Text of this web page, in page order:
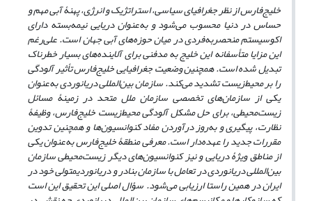
خلیج‌فارس از نظر جغرافیای سیاسی، استراتژیک و انرژی، پهنۀ آبی مهم و
حساس در دنیا محسوب می‌شود و به‌عنوان دریایی نیمه‌بسته دارای
اکوسیستم منحصربه‌فردی در میان حوزه‌های آبی جهان است. علی‌رغم
این مزایا متأسفانه این خلیج به مدفنی برای آلاینده‌های بسیار خطرناک
تبدیل‌ شده است. همچنین وضعیت جغرافیایی خلیج‌فارس تأثیر آلودگی
را بر محیط‌زیست تشدید می‌کند. سازمان بین‌المللی دریانوردی به‌عنوان
یکی از سازمان‌های تخصصی سازمان ملل متحد در زمینۀ مسائل
زیست‌محیطی، برای حل مشکل آلودگی محیط‌زیست خلیج‌فارس، وظیفۀ
نظارت، پیگیری و به‌روز درآوردن مفاد کنوانسیون‌ها و همچنین تدوین
مقررات جدید را عهده‌دار است. معرفی منطقۀ خلیج‌فارس به‌عنوان یکی
از مناطق ویژۀ دریایی و نیز کنوانسیون‌های دیگر زیست‌محیطی سازمان
بین‌المللی دریانوردیدر تعامل با سازمان بنادر و دریانوردیمتولی خود در
ایراندر همین راستا ارزیابی می‌شود. سؤال اصلی این تحقیق این است